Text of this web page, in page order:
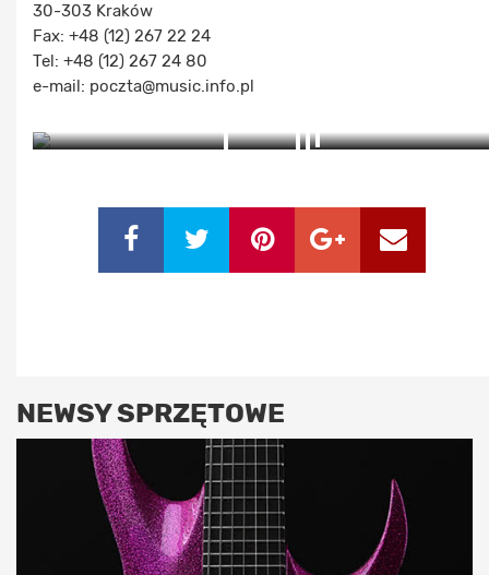
30-303 Kraków
Fax: +48 (12) 267 22 24
Tel: +48 (12) 267 24 80
e-mail: poczta@music.info.pl
NEWSY SPRZĘTOWE